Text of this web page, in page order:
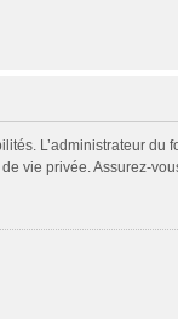
L’administrateur
vie privée. Assurez-